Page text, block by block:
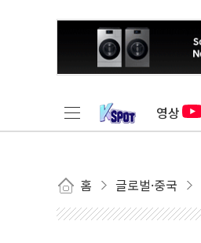
영상
홈 글로벌·중국